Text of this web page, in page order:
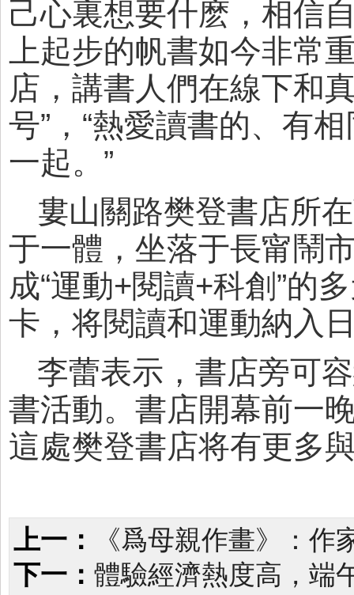
己心裏想要什麽，相信
上起步的帆書如今非常
店，講書人們在線下和
号”，“熱愛讀書的、有
一起。”
婁山關路樊登書店所
于一體，坐落于長甯鬧
成“運動+閱讀+科創”的
卡，将閱讀和運動納入
李蕾表示，書店旁可
書活動。書店開幕前一
這處樊登書店将有更多
上一：
《爲母親作畫》：
下一： 體驗經濟熱度高，端